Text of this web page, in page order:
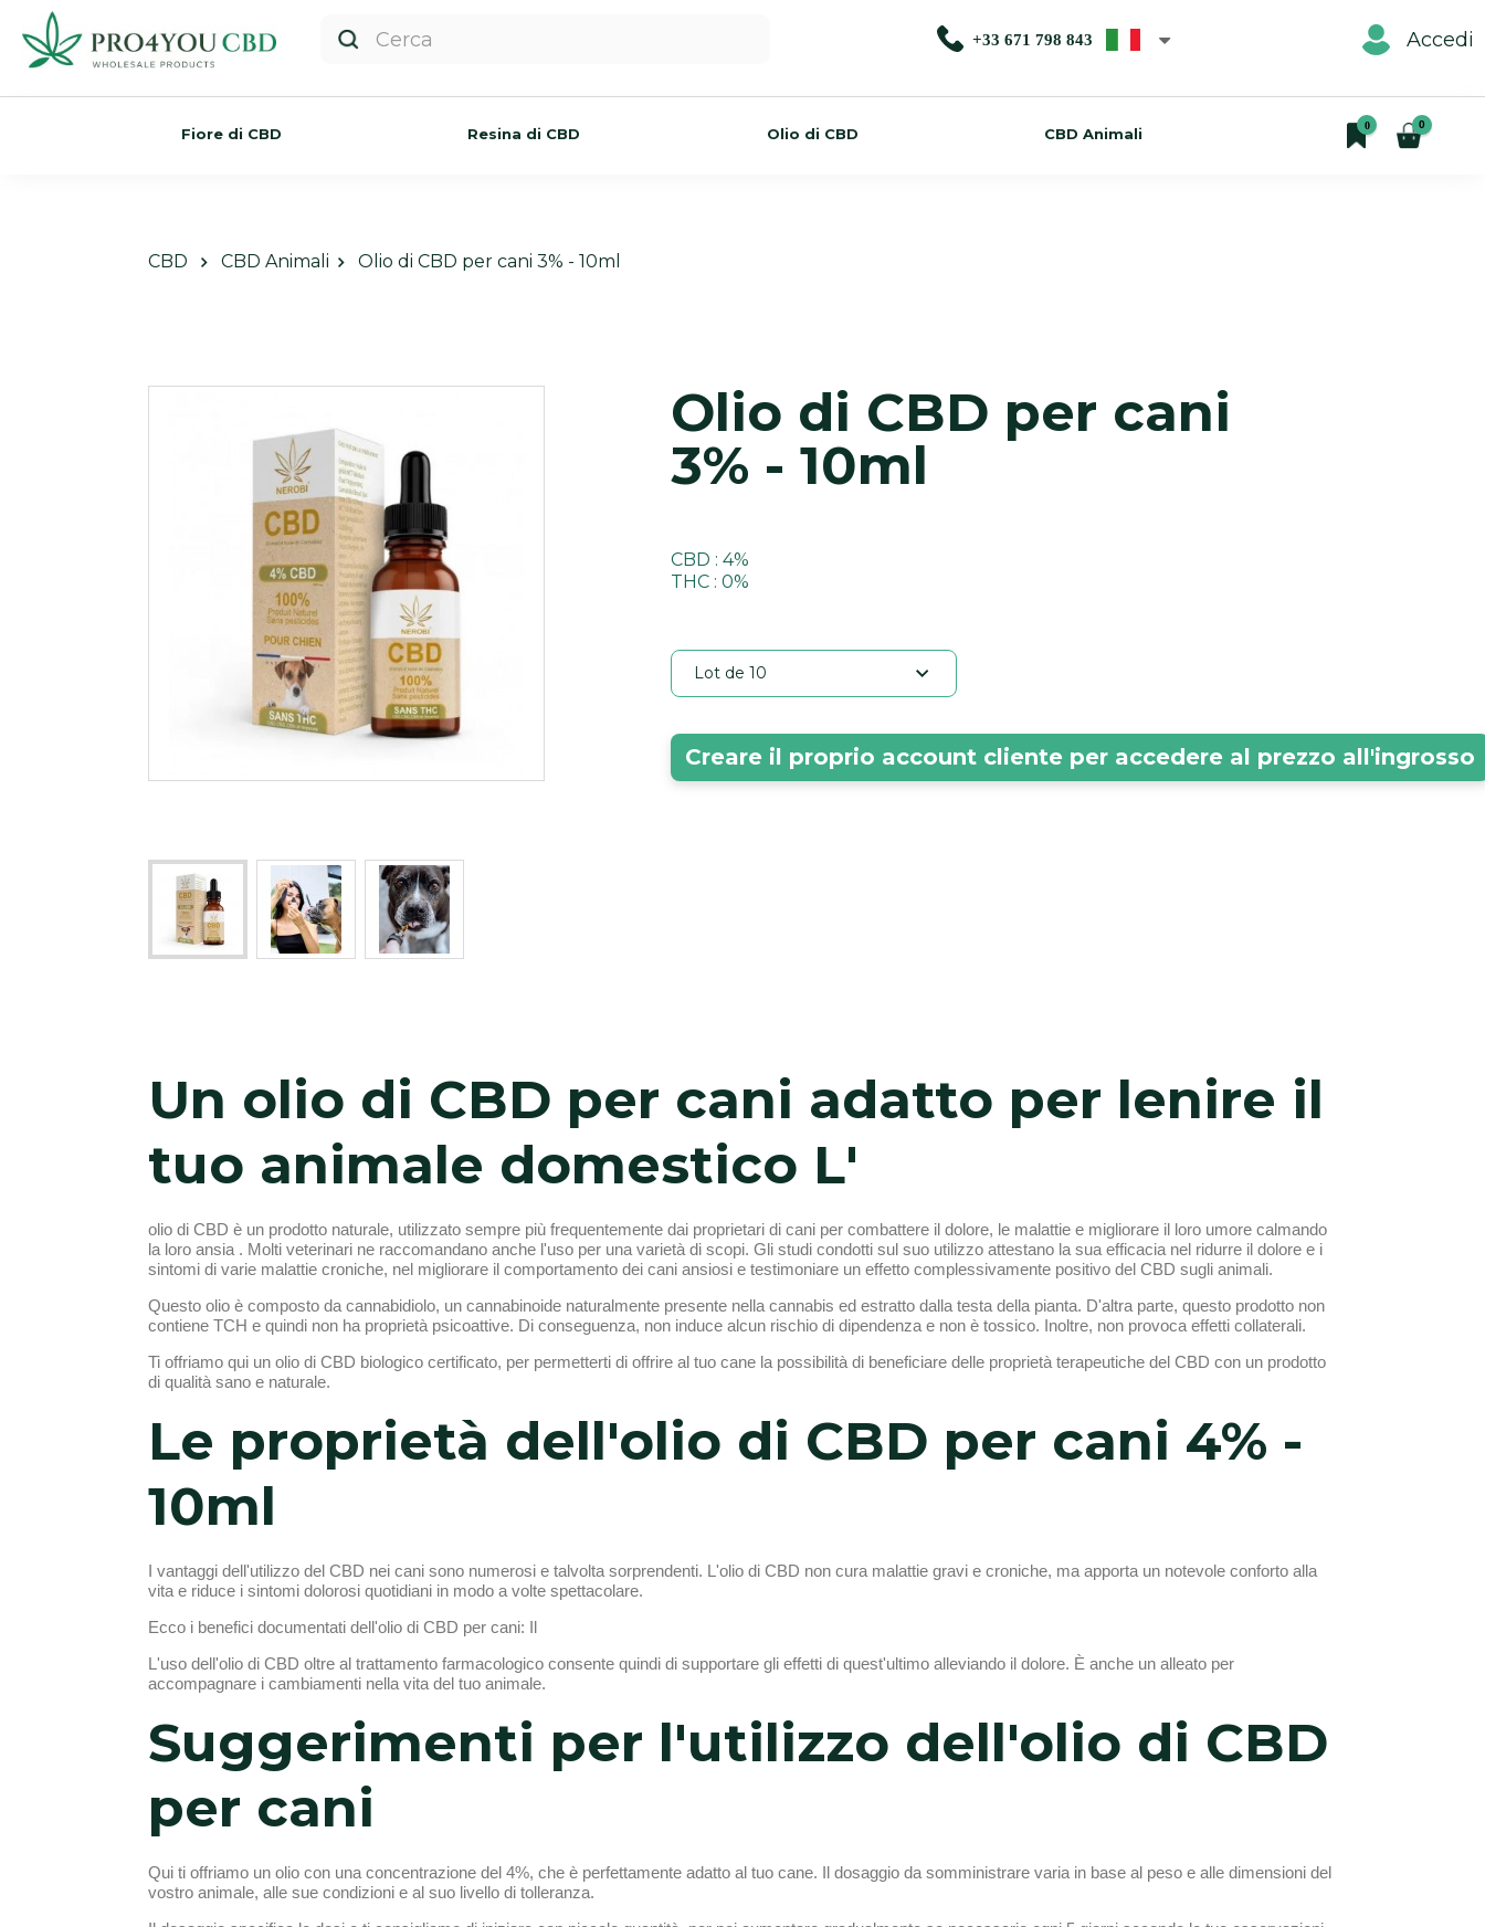
+33 671 798 843 Accedi
0
Fiore di CBD Resina di CBD Olio di CBD CBD Animali
0
CBD CBD Animali Olio di CBD per cani 3% - 10ml
Olio di CBD per cani
3% - 10ml
CBD : 4%
THC : 0%
Lot de 10
Creare il proprio account cliente per accedere al prezzo all'ingrosso
Un olio di CBD per cani adatto per lenire il
tuo animale domestico L'
olio di CBD è un prodotto naturale, utilizzato sempre più frequentemente dai proprietari di cani per combattere il dolore, le malattie e migliorare il loro umore calmando
la loro ansia . Molti veterinari ne raccomandano anche l'uso per una varietà di scopi. Gli studi condotti sul suo utilizzo attestano la sua efficacia nel ridurre il dolore e i
sintomi di varie malattie croniche, nel migliorare il comportamento dei cani ansiosi e testimoniare un effetto complessivamente positivo del CBD sugli animali.
Questo olio è composto da cannabidiolo, un cannabinoide naturalmente presente nella cannabis ed estratto dalla testa della pianta. D'altra parte, questo prodotto non
contiene TCH e quindi non ha proprietà psicoattive. Di conseguenza, non induce alcun rischio di dipendenza e non è tossico. Inoltre, non provoca effetti collaterali.
Ti offriamo qui un olio di CBD biologico certificato, per permetterti di offrire al tuo cane la possibilità di beneficiare delle proprietà terapeutiche del CBD con un prodotto
di qualità sano e naturale.
Le proprietà dell'olio di CBD per cani 4% -
10ml
I vantaggi dell'utilizzo del CBD nei cani sono numerosi e talvolta sorprendenti. L'olio di CBD non cura malattie gravi e croniche, ma apporta un notevole conforto alla
vita e riduce i sintomi dolorosi quotidiani in modo a volte spettacolare.
Ecco i benefici documentati dell'olio di CBD per cani: Il
L'uso dell'olio di CBD oltre al trattamento farmacologico consente quindi di supportare gli effetti di quest'ultimo alleviando il dolore. È anche un alleato per
accompagnare i cambiamenti nella vita del tuo animale.
Suggerimenti per l'utilizzo dell'olio di CBD
per cani
Qui ti offriamo un olio con una concentrazione del 4%, che è perfettamente adatto al tuo cane. Il dosaggio da somministrare varia in base al peso e alle dimensioni del
vostro animale, alle sue condizioni e al suo livello di tolleranza.